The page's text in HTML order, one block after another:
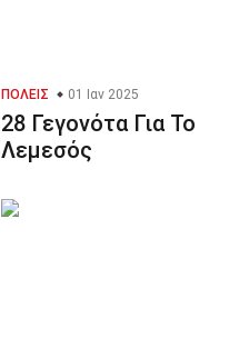
ΠΌΛΕΙΣ 01 Ιαν 2025
28 Γεγονότα Για Το
Λεμεσός